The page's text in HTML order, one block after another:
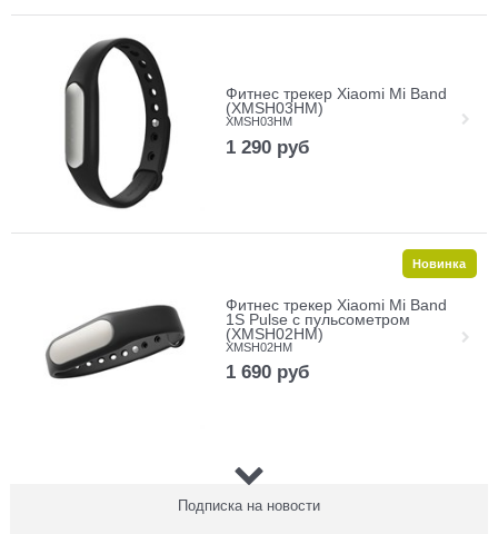
Фитнес трекер Xiaomi Mi Band
(XMSH03HM)
XMSH03HM
1 290 руб
Фитнес трекер Xiaomi Mi Band
1S Pulse с пульсометром
(XMSH02HM)
XMSH02HM
1 690 руб
Новинка
Подписка на новости